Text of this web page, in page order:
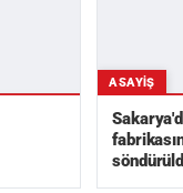
ASAYIŞ